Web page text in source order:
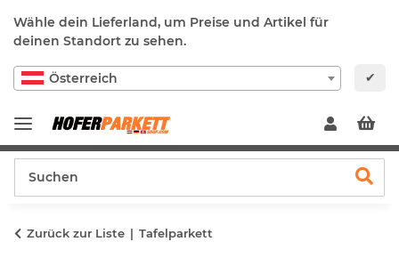
Wähle dein Lieferland, um Preise und Artikel für
deinen Standort zu sehen.
Österreich ✔
Zurück zur Liste Tafelparkett